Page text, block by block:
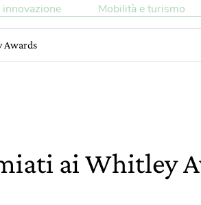
innovazione Mobilità e turismo
Awards
ai Whitley